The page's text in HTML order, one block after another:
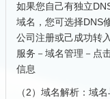
如果您自己有独立
域名，您可选择DNS
公司注册或己成功转
服务－域名管理－点
信息
（2）域名解析：域